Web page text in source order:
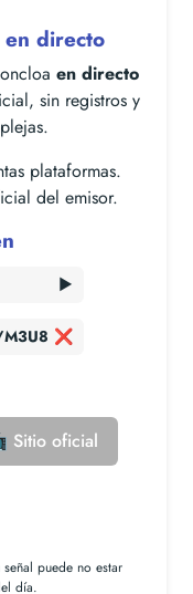
en directo
en directo
sin registros y
plataformas.
del emisor.
▶️
❌
Sitio oficial
señal puede no estar
día.